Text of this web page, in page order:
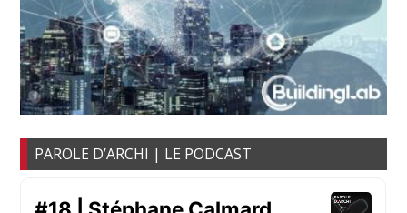
PAROLE D’ARCHI | LE PODCAST